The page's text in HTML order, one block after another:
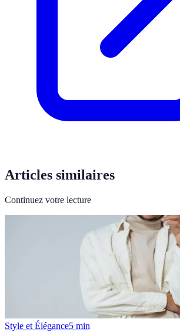
Articles similaires
Continuez votre lecture
Style et Élégance5 min